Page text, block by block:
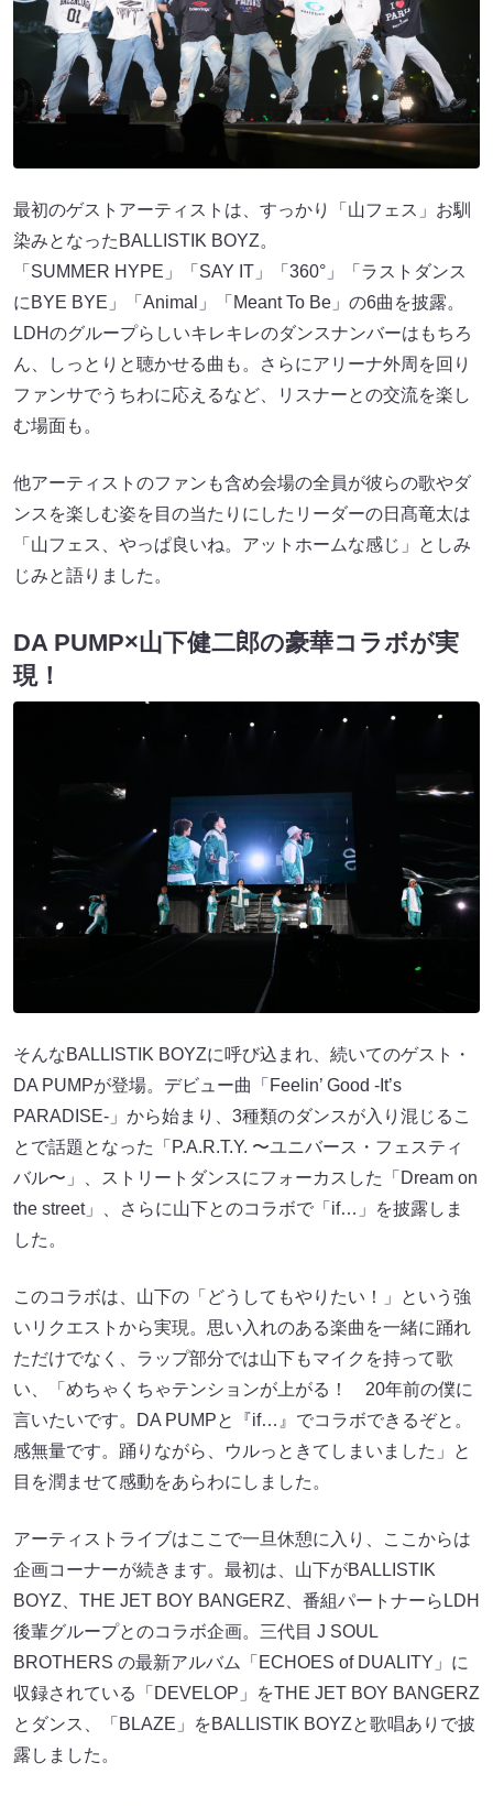
最初のゲストアーティストは、すっかり「山フェス」お馴
染みとなったBALLISTIK BOYZ。
「SUMMER HYPE」「SAY IT」「360°」「ラストダンス
にBYE BYE」「Animal」「Meant To Be」の6曲を披露。
LDHのグループらしいキレキレのダンスナンバーはもちろ
ん、しっとりと聴かせる曲も。さらにアリーナ外周を回り
ファンサでうちわに応えるなど、リスナーとの交流を楽し
む場面も。
他アーティストのファンも含め会場の全員が彼らの歌やダ
ンスを楽しむ姿を目の当たりにしたリーダーの日髙竜太は
「山フェス、やっぱ良いね。アットホームな感じ」としみ
じみと語りました。
DA PUMP×山下健二郎の豪華コラボが実
現！
そんなBALLISTIK BOYZに呼び込まれ、続いてのゲスト・
DA PUMPが登場。デビュー曲「Feelin’ Good -It’s
PARADISE-」から始まり、3種類のダンスが入り混じるこ
とで話題となった「P.A.R.T.Y. 〜ユニバース・フェスティ
バル〜」、ストリートダンスにフォーカスした「Dream on
the street」、さらに山下とのコラボで「if…」を披露しま
した。
このコラボは、山下の「どうしてもやりたい！」という強
いリクエストから実現。思い入れのある楽曲を一緒に踊れ
ただけでなく、ラップ部分では山下もマイクを持って歌
い、「めちゃくちゃテンションが上がる！ 20年前の僕に
言いたいです。DA PUMPと『if…』でコラボできるぞと。
感無量です。踊りながら、ウルっときてしまいました」と
目を潤ませて感動をあらわにしました。
アーティストライブはここで一旦休憩に入り、ここからは
企画コーナーが続きます。最初は、山下がBALLISTIK
BOYZ、THE JET BOY BANGERZ、番組パートナーらLDH
後輩グループとのコラボ企画。三代目 J SOUL
BROTHERS の最新アルバム「ECHOES of DUALITY」に
収録されている「DEVELOP」をTHE JET BOY BANGERZ
とダンス、「BLAZE」をBALLISTIK BOYZと歌唱ありで披
露しました。